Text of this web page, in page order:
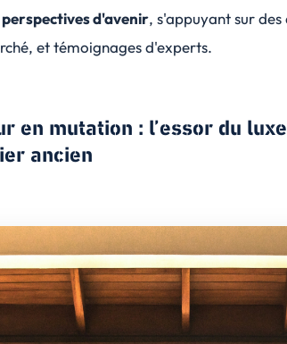
perspectives d'avenir, s'appuyant sur des
, ettémoignages d'experts.
en mutation : l’essor du
ancien